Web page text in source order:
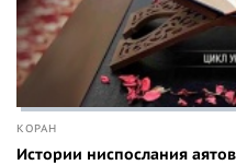
КОРАН
Истории ниспослания аятов